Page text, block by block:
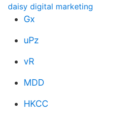
daisy digital marketing
Gx
uPz
vR
MDD
HKCC